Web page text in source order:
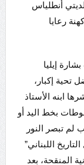
أنطلياس
رعايا
إيليا
تحية إكبار،
ابنه الأستاذ
بخط اليد أو
لم تبصر النور
اللبناني”
والثانية المنقحة، بعد